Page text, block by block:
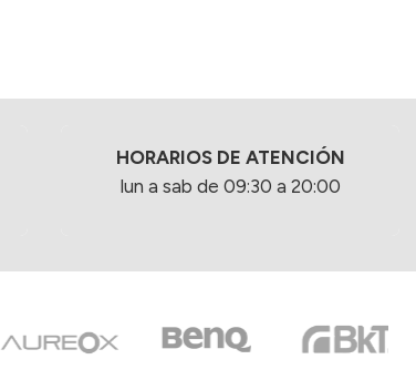
HORARIOS DE ATENCIÓN
lun a sab de 09:30 a 20:00